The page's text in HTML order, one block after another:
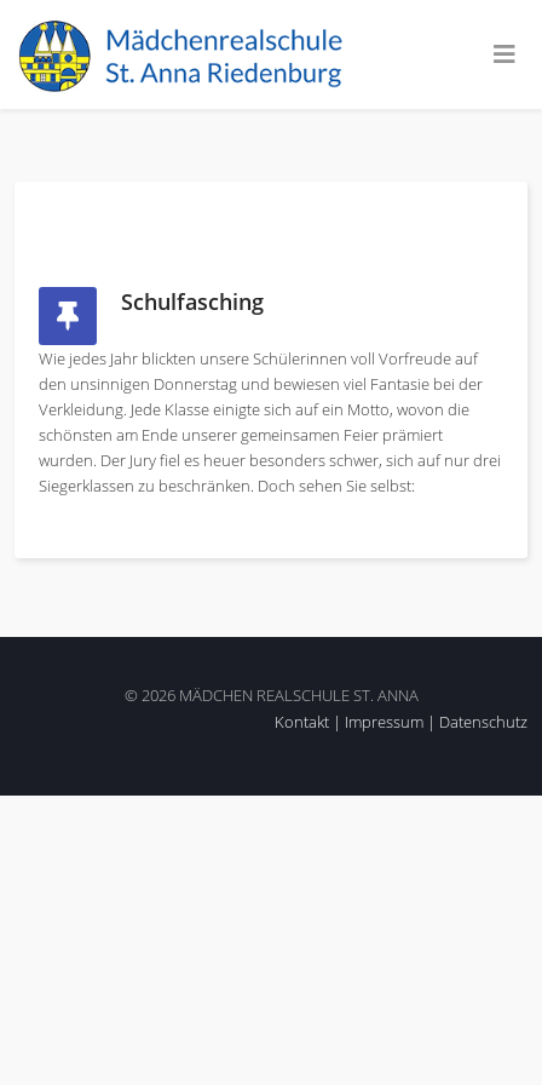
Schulfasching
Wie jedes Jahr blickten unsere Schülerinnen voll Vorfreude auf
den unsinnigen Donnerstag und bewiesen viel Fantasie bei der
Verkleidung. Jede Klasse einigte sich auf ein Motto, wovon die
schönsten am Ende unserer gemeinsamen Feier prämiert
wurden. Der Jury fiel es heuer besonders schwer, sich auf nur drei
Siegerklassen zu beschränken. Doch sehen Sie selbst:
© 2026 MÄDCHEN REALSCHULE ST. ANNA
Kontakt | Impressum | Datenschutz